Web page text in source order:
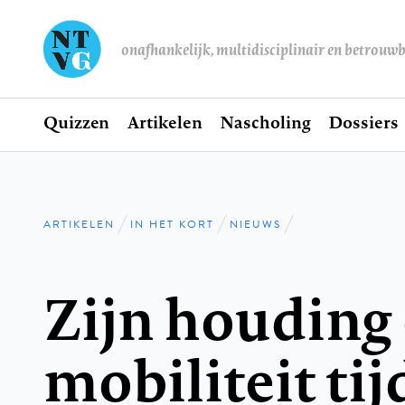
onafhankelijk, multidisciplinair en
Hoofdnavigatie
Home
Quizzen Artikelen Nascholing Dossiers
Kruimelpad
ARTIKELEN IN HET KORT NIEUWS
Zijn houding
mobiliteit